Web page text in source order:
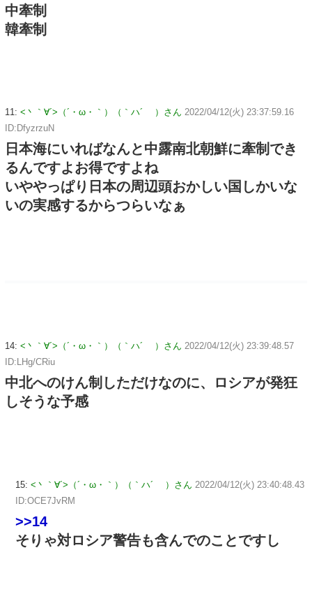
中牽制
韓牽制
11: <丶｀∀´>（´・ω・｀）（｀ハ´ ）さん 2022/04/12(火) 23:37:59.16
ID:DfyzrzuN
日本海にいればなんと中露南北朝鮮に牽制でき
るんですよお得ですよね
いややっぱり日本の周辺頭おかしい国しかいな
いの実感するからつらいなぁ
14: <丶｀∀´>（´・ω・｀）（｀ハ´ ）さん 2022/04/12(火) 23:39:48.57
ID:LHg/CRiu
中北へのけん制しただけなのに、ロシアが発狂
しそうな予感
15: <丶｀∀´>（´・ω・｀）（｀ハ´ ）さん 2022/04/12(火) 23:40:48.43
ID:OCE7JvRM
>>14
そりゃ対ロシア警告も含んでのことですし